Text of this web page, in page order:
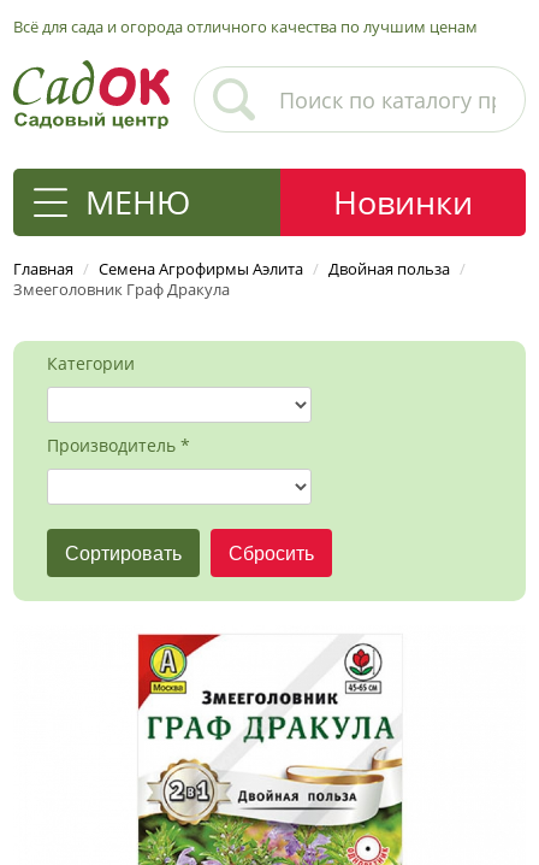
Всё для сада и огорода отличного качества по лучшим ценам
МЕНЮ Новинки
Главная / Семена Агрофирмы Аэлита / Двойная польза /
Змееголовник Граф Дракула
Категории
Производитель *